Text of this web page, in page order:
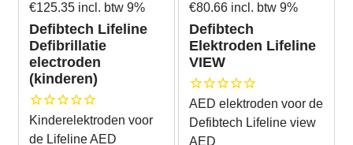
€125.35 incl. btw 9%
Defibtech Lifeline
Defibrillatie
electroden
(kinderen)
Kinderelektroden voor
de Lifeline AED
€80.66 incl. btw 9%
Defibtech
Elektroden Lifeline
VIEW
AED elektroden voor de
Defibtech Lifeline view
AED